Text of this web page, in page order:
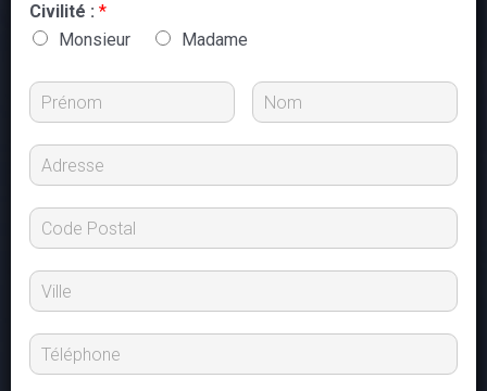
Civilité : *
Monsieur
Madame